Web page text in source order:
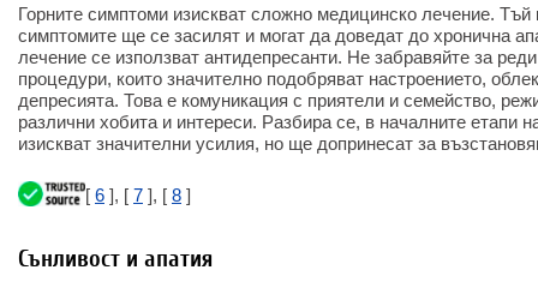
Горните симптоми изискват сложно медицинско лечение.
симптомите ще се засилят и могат да доведат до хронична
лечение се използват антидепресанти. Не забравяйте за
процедури, които значително подобряват настроението,
депресията. Това е комуникация с приятели и семейство,
различни хобита и интереси. Разбира се, в началните етапи
изискват значителни усилия, но ще допринесат за
[ 6 ], [ 7 ], [ 8 ]
Сънливост и апатия